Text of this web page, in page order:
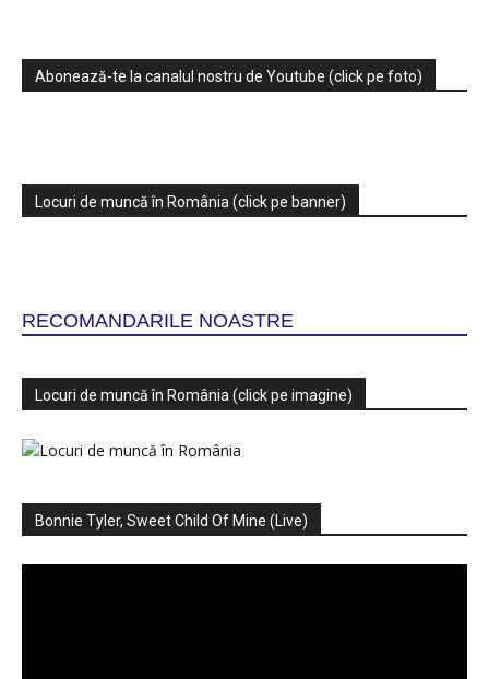
Abonează-te la canalul nostru de Youtube (click pe foto)
Locuri de muncă în România (click pe banner)
RECOMANDARILE NOASTRE
Locuri de muncă în România (click pe imagine)
Bonnie Tyler, Sweet Child Of Mine (Live)